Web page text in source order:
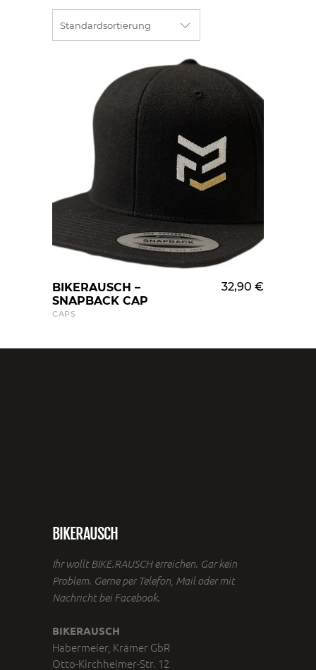
Standardsortierung
WARENKORB HINZUFÜGEN
BIKERAUSCH –
SNAPBACK CAP
32,90 €
CAPS
BIKERAUSCH
Ihr wollt BIKE.RAUSCH erreichen. Gar kein
Problem. Gerne per Telefon, Mail oder mit
Nachricht bei Facebook.
BIKERAUSCH
Habermeier, Krämer GbR
Otto-Kirchheimer-Str. 12